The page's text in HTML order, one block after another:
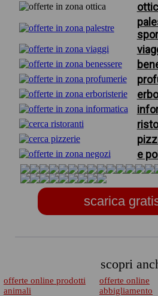
e
scarica
scopri
offerte online prodotti
animali
offerte online
abbigliamento